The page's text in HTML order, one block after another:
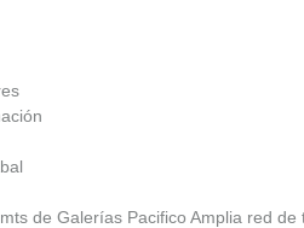
de Galerías Pacifico Amplia red